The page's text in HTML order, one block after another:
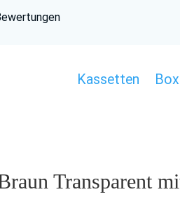
Kassetten
Transparent